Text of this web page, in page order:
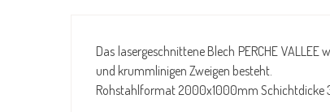
Das lasergeschnittene Blech PERCHE
und krummlinigen Zweigen besteht.
Rohstahlformat 2000x1000mm Schichtdicke